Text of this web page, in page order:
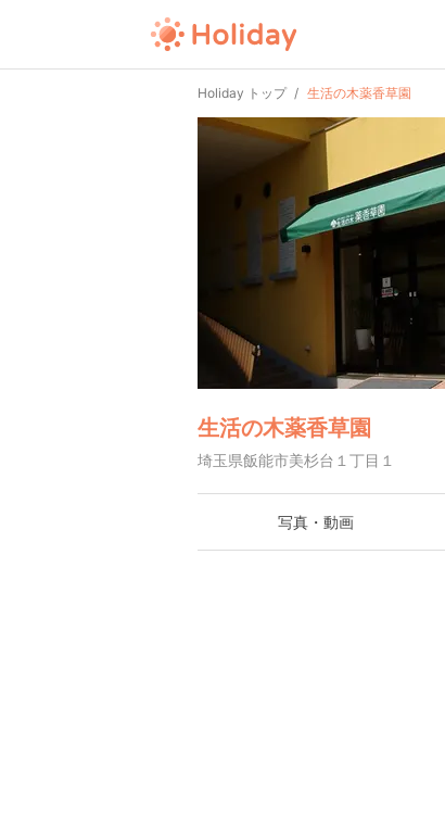
Holiday トップ 生活の木薬香草園
生活の木薬香草園
埼玉県飯能市美杉台１丁目１
写真・動画